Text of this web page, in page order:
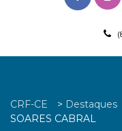
CRF-CE > Destaques
SOARES CABRAL